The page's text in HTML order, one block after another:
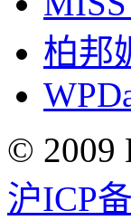
柏邦
© 2009
沪ICP